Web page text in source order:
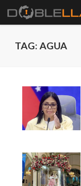
TAG: AGUA